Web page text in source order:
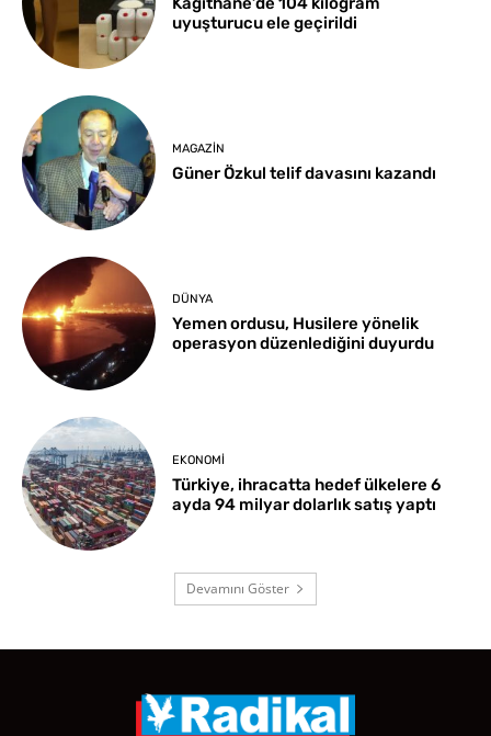
uyuşturucu ele geçirildi
MAGAZIN
Güner Özkul telif davasını kazandı
DÜNYA
Yemen ordusu, Husilere yönelik
operasyon düzenlediğini duyurdu
EKONOMI
Türkiye, ihracatta hedef ülkelere 6
ayda 94 milyar dolarlık satış yaptı
Devamını Göster